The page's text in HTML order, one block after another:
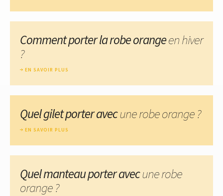
Comment porter la robe orangeen hiver
?
EN SAVOIR PLUS
Quel gilet porter avecune robe orange ?
EN SAVOIR PLUS
Quel manteau porter avecune robe
orange ?